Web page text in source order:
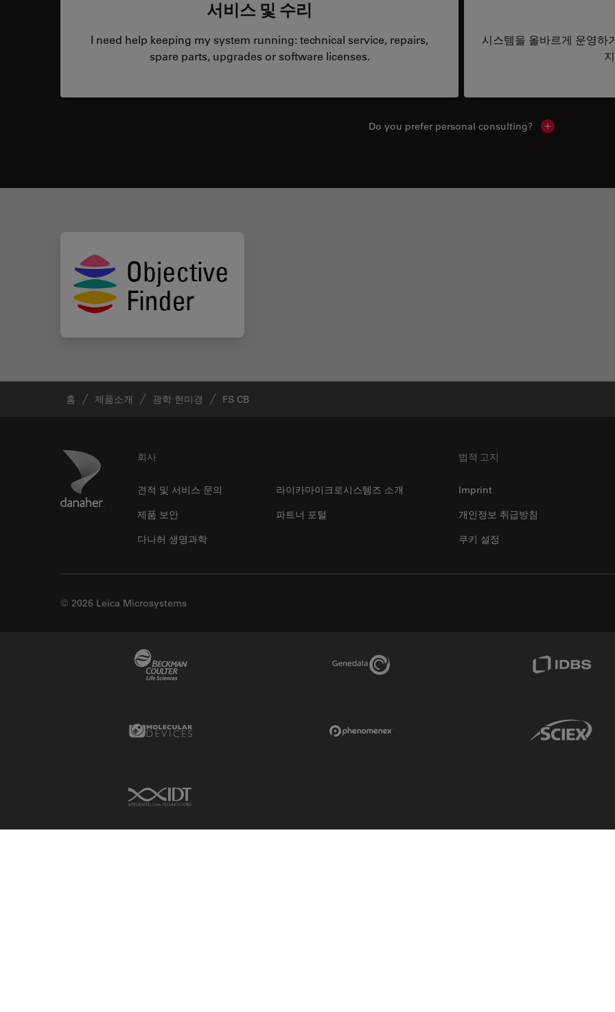
서비스 및 수리
I need help keeping my system running: technical service, repairs,
spare parts, upgrades or software licenses.
시스템을 올바르게 운영하
Do you prefer personal consulting? Show local
홈 제품소개 광학 현미경 FS CB
Danaher Logo 회사
견적 및 서비스 문의
라이카마이크로시스템즈 소개
제품 보안
파트너 포털
다나허 생명과학
법적 고지
Imprint
개인정보 취급방침
쿠키 설정
© 2026 Leica Microsystems
Genedata Link
Molecular Devices Link Sciex Link
IDT Link